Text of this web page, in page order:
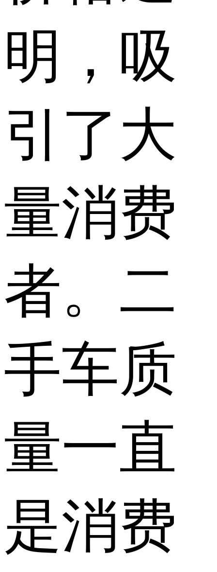
明，吸
引了大
量消费
者。二
手车质
量一直
是消费